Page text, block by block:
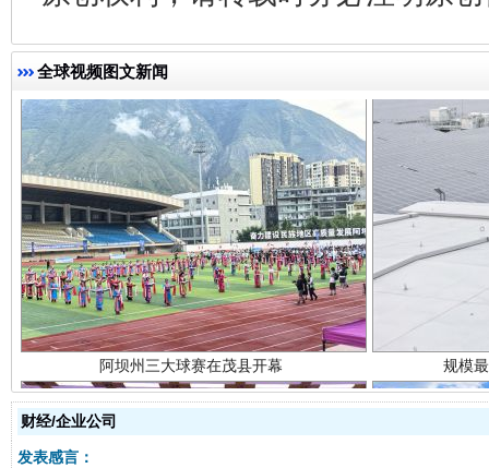
全球视频图文新闻
阿坝州三大球赛在茂县开幕
国家大学科技园优化重塑工作
财经/企业公司
发表感言：